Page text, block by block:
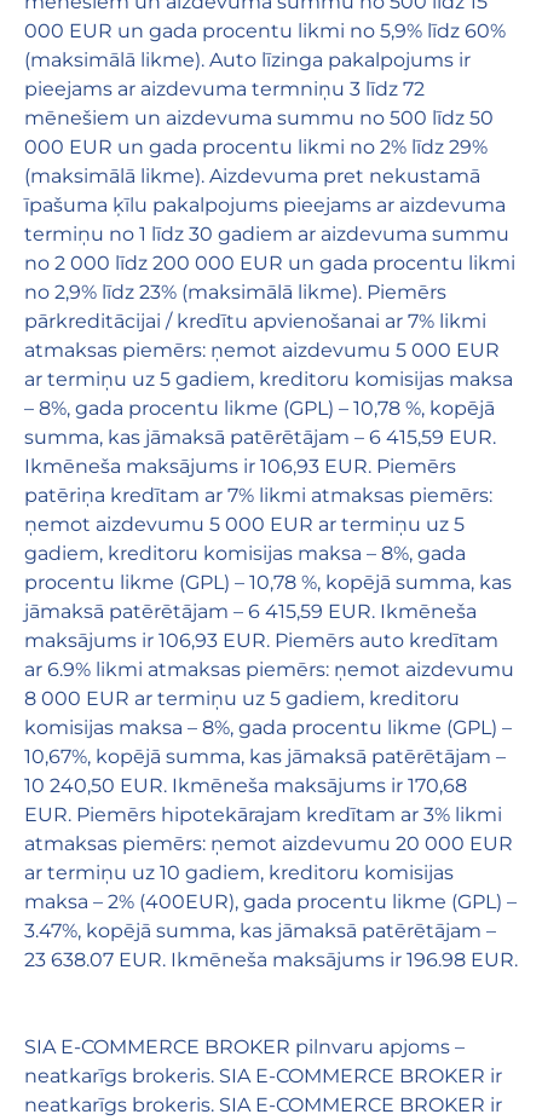
000 EUR un gada procentu likmi no 5,9% līdz 60%
(maksimālā likme). Auto līzinga pakalpojums ir
pieejams ar aizdevuma termniņu 3 līdz 72
mēnešiem un aizdevuma summu no 500 līdz 50
000 EUR un gada procentu likmi no 2% līdz 29%
(maksimālā likme). Aizdevuma pret nekustamā
īpašuma ķīlu pakalpojums pieejams ar aizdevuma
termiņu no 1 līdz 30 gadiem ar aizdevuma summu
no 2 000 līdz 200 000 EUR un gada procentu likmi
no 2,9% līdz 23% (maksimālā likme). Piemērs
pārkreditācijai / kredītu apvienošanai ar 7% likmi
atmaksas piemērs: ņemot aizdevumu 5 000 EUR
ar termiņu uz 5 gadiem, kreditoru komisijas maksa
– 8%, gada procentu likme (GPL) – 10,78 %, kopējā
summa, kas jāmaksā patērētājam – 6 415,59 EUR.
Ikmēneša maksājums ir 106,93 EUR. Piemērs
patēriņa kredītam ar 7% likmi atmaksas piemērs:
ņemot aizdevumu 5 000 EUR ar termiņu uz 5
gadiem, kreditoru komisijas maksa – 8%, gada
procentu likme (GPL) – 10,78 %, kopējā summa, kas
jāmaksā patērētājam – 6 415,59 EUR. Ikmēneša
maksājums ir 106,93 EUR. Piemērs auto kredītam
ar 6.9% likmi atmaksas piemērs: ņemot aizdevumu
8 000 EUR ar termiņu uz 5 gadiem, kreditoru
komisijas maksa – 8%, gada procentu likme (GPL) –
10,67%, kopējā summa, kas jāmaksā patērētājam –
10 240,50 EUR. Ikmēneša maksājums ir 170,68
EUR. Piemērs hipotekārajam kredītam ar 3% likmi
atmaksas piemērs: ņemot aizdevumu 20 000 EUR
ar termiņu uz 10 gadiem, kreditoru komisijas
maksa – 2% (400EUR), gada procentu likme (GPL) –
3.47%, kopējā summa, kas jāmaksā patērētājam –
23 638.07 EUR. Ikmēneša maksājums ir 196.98 EUR.
SIA E-COMMERCE BROKER pilnvaru apjoms –
neatkarīgs brokeris. SIA E-COMMERCE BROKER ir
neatkarīgs brokeris. SIA E-COMMERCE BROKER ir